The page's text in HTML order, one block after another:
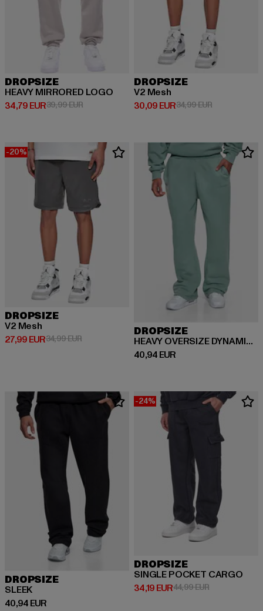
DROPSIZE
HEAVY MIRRORED LOGO
34,79 EUR
Derzeitiger Preis: 34,79 EUR
39,99 EURAktionspreis: 39,99 EUR
DROPSIZE
V2 Mesh
30,09 EUR
Derzeitiger Preis: 30,09 EUR
34,99 EURAktionspreis:
-20%
DROPSIZE
V2 Mesh
27,99 EUR
Derzeitiger Preis: 27,99 EUR
34,99 EURAktionspreis: 34,99 EUR
DROPSIZE
HEAVY OVERSIZE DYNAMIC HD LOGO
40,94 EUR
Derzeitiger Preis: 40,94 EUR
DROPSIZE
SLEEK
40,94 EUR
Derzeitiger Preis: 40,94 EUR
-24%
DROPSIZE
SINGLE POCKET CARGO
34,19 EUR
Derzeitiger Preis: 34,19 EUR
44,99 EURAktionspreis: